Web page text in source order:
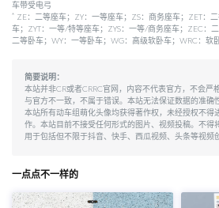
车带受电弓
* ZE：二等座车；ZY：一等座车；ZS：商务座车；ZET：
车；ZYT：一等/特等座车；ZYS：一等/商务座车；ZEC：
二等卧车；WY：一等卧车；WG：高级软卧车；WRC：软
简要说明：
本站并非CR或者CRRC官网，内容不代表官方，不会
与官方不一致，不属于错误。本站无法保证数据的准确
本站所有动车组萌化头像均获得著作权，未经授权不得
作。本站目前不接受任何形式的图片、视频投稿。不得
用于包括但不限于抖音、快手、西瓜视频、头条等视频
一点点不一样的